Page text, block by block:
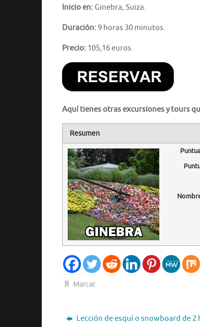
Inicio en: Ginebra, Suiza.
Duración:9 horas 30 minutos.
Precio: 105,16 euros.
Aquí tienes otras excursiones y tours
Resumen
Marcar.
Lección de esquí o snowboard de 2